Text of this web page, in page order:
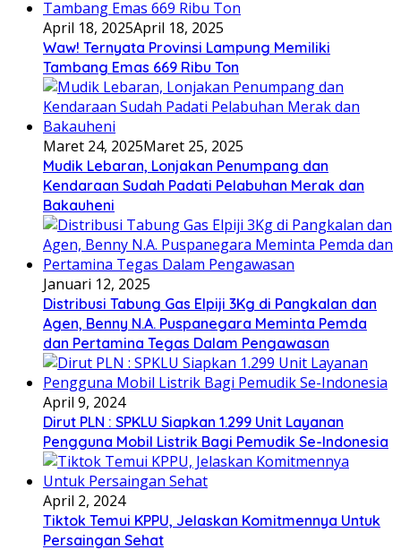
April 18, 2025April 18, 2025
Waw! Ternyata Provinsi Lampung Memiliki
Tambang Emas 669 Ribu Ton
Maret 24, 2025Maret 25, 2025
Mudik Lebaran, Lonjakan Penumpang dan
Kendaraan Sudah Padati Pelabuhan Merak dan
Bakauheni
Januari 12, 2025
Distribusi Tabung Gas Elpiji 3Kg di Pangkalan dan
Agen, Benny N.A. Puspanegara Meminta Pemda
dan Pertamina Tegas Dalam Pengawasan
April 9, 2024
Dirut PLN : SPKLU Siapkan 1.299 Unit Layanan
Pengguna Mobil Listrik Bagi Pemudik Se-Indonesia
April 2, 2024
Tiktok Temui KPPU, Jelaskan Komitmennya Untuk
Persaingan Sehat